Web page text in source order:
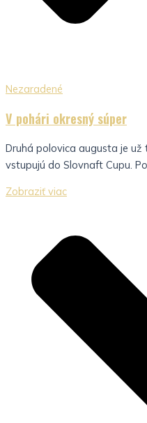
Nezaradené
V pohári okresný súper
Druhá polovica augusta je
vstupujú do Slovnaft Cupu.
Zobraziť viac